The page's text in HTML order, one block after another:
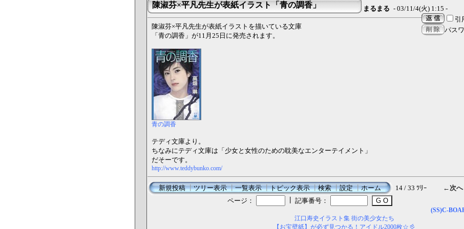
陳淑芬×平凡先生が表紙イラスト「青の調香」 まるまる - 03/11/4(火) 1:15 -
引
パス
陳淑芬×平凡先生が表紙イラストを描いている文庫
「青の調香」が11月25日に発売されます。
青の調香
テディ文庫より。
ちなみにテディ文庫は「少女と女性のための耽美なエンターテイメント」
だそーです。
http://www.teddybunko.com/
新規投稿┃ツリー表示┃一覧表示┃トピック表示┃検索┃設定┃ホーム 14 / 33 ﾂﾘｰ ←次へ
ページ：
記事番号：
(SS)C-
江口寿史イラスト集 街の美少女たち
【お宝壁紙】が必ず見つかる！アイドル2000枚☆彡